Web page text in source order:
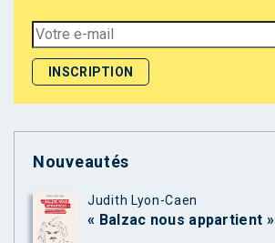
Nouveautés
Judith Lyon-Caen
« Balzac nous appartient »